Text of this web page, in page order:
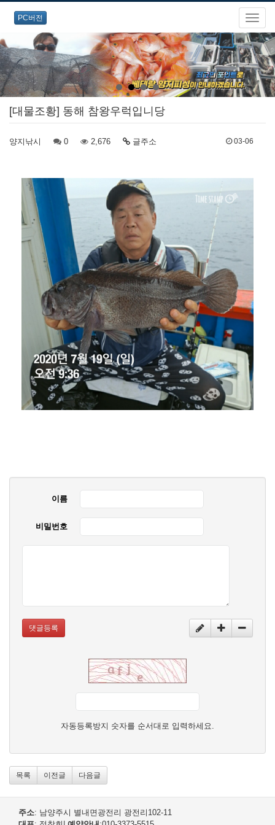
PC버전
[대물조황] 동해 참왕우럭입니당
양지낚시 0 2,676 글주소 03-06
이름
비밀번호
댓글등록
자동등록방지 숫자를 순서대로 입력하세요.
목록 이전글 다음글
주소: 남양주시 별내면광전리 광전리102-11